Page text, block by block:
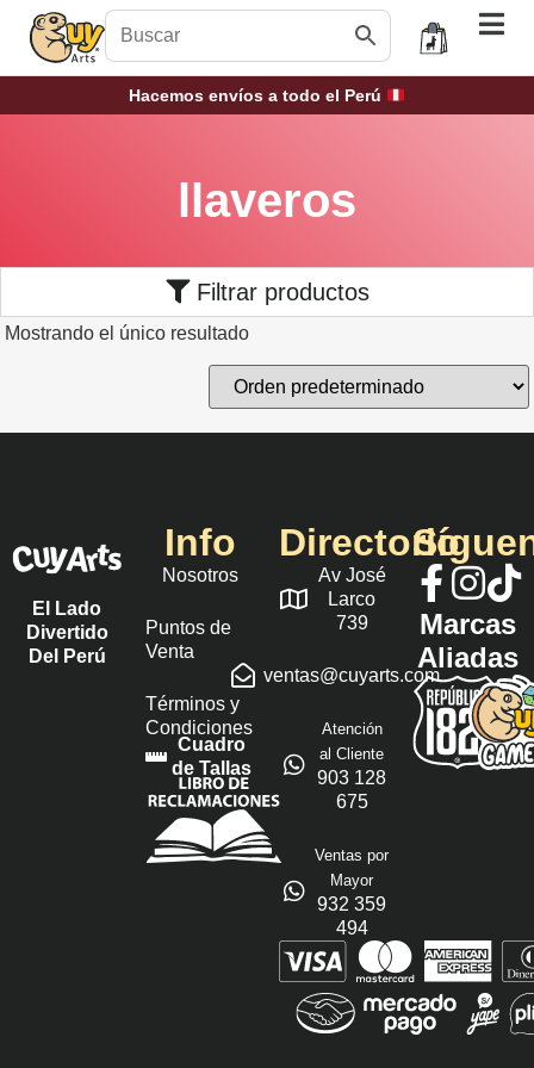
Hacemos envíos a todo el Perú
llaveros
Filtrar productos
Mostrando el único resultado
El Lado
Divertido
Del Perú
Info
Nosotros
Puntos de
Venta
Términos y
Condiciones
Cuadro
de Tallas
Directorio
Av José
Larco
739
ventas@cuyarts.com
Atención
al Cliente
903 128
675
Ventas por
Mayor
932 359
494
Marcas
Aliadas